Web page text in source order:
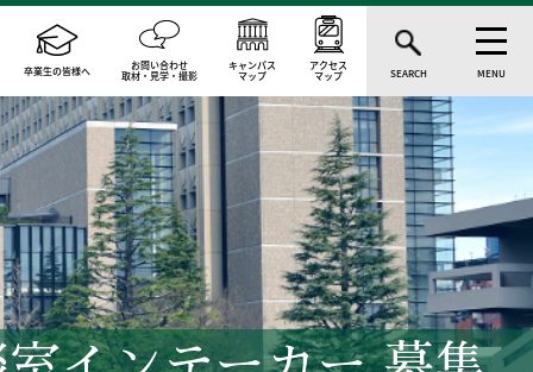
卒業生の皆様へ お問い合わせ
取材・見学・撮影
キャンパス
マップ
アクセス
マップ SEARCH MENU